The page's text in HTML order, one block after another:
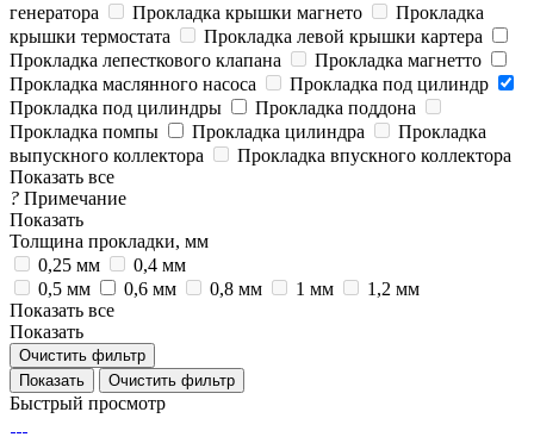
генератора
Прокладка крышки магнето
Прокладка
крышки термостата
Прокладка левой крышки картера
Прокладка лепесткового клапана
Прокладка магнетто
Прокладка маслянного насоса
Прокладка под цилиндр
Прокладка под цилиндры
Прокладка поддона
Прокладка помпы
Прокладка цилиндра
Прокладка
выпускного коллектора
Прокладка впускного коллектора
Показать все
? Примечание
Показать
Толщина прокладки, мм
0,25 мм
0,4 мм
0,5 мм
0,6 мм 0,8 мм 1 мм
1,2 мм
Показать все
Показать
Очистить фильтр
Очистить фильтр
Быстрый просмотр